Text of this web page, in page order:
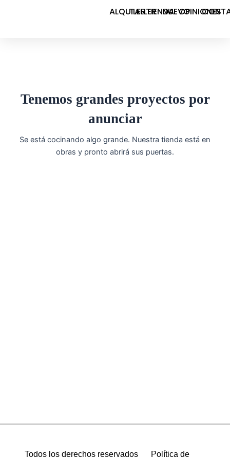
ALQUILER
TALLERTIENDANUEVOOPINIONES
Tenemos grandes proyectos por
anunciar
Se está cocinando algo grande. Nuestra tienda está en
obras y pronto abrirá sus puertas.
Todos los derechos reservados
Política de